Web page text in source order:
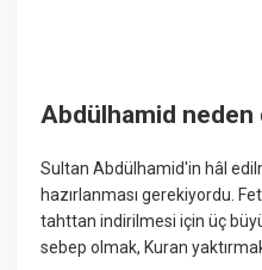
Abdülhamid neden
Sultan Abdülhamid'in hâl
hazırlanması gerekiyordu.
tahttan indirilmesi için üç
sebep olmak, Kuran